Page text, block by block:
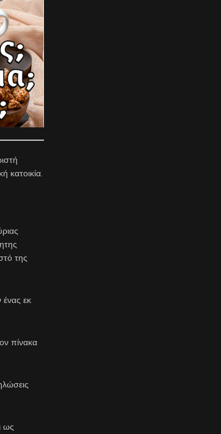
κατοικία.
της
εκ
πίνακα
ως